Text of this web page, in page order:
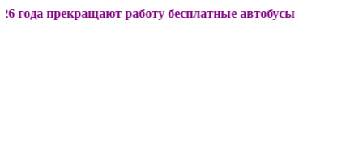
работу бесплатные автобусы